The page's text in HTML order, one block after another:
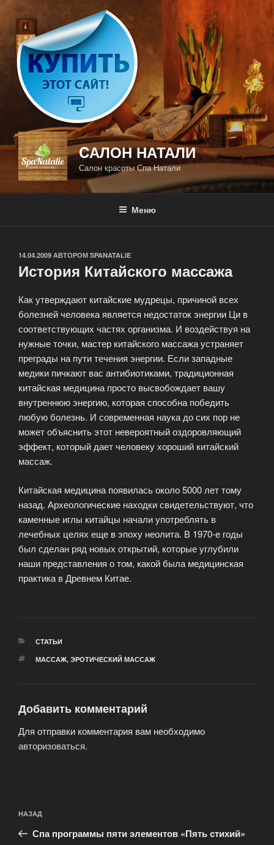
Перейти
содержимому
CАЛОН НАТАЛИ
Салон красоты Спа Натали
Меню
ОПУБЛИКОВАНО
14.04.2009 АВТОРОМ SPANATALIE
История Китайского массажа
Как утверждают китайские мудрецы, причиной всех
болезней человека является недостаток энергии Ци в
соответствующих частях организма. И воздействуя на
нужные точки, мастер китайского массажа устраняет
преграды на пути течения энергии. Если западные
медики пичкают вас антибиотиками, традиционная
китайская медицина просто высвобождает вашу
внутреннюю энергию, которая способна победить
любую болезнь. И современная наука до сих пор не
может объяснить этот невероятный оздоровляющий
эффект, который дает человеку хороший китайский
массаж.
Китайская медицина появилась около 5000 лет тому
назад. Археологические находки свидетельствуют, что
каменные иглы китайцы начали употреблять в
лечебных целях еще в эпоху неолита. В 1970-е годы
был сделан ряд новых открытий, которые углубили
наши представления о том, какой была медицинская
практика в Древнем Китае.
РУБРИКИ
СТАТЬИ
МЕТКИ
МАССАЖ, ЭРОТИЧЕСКИЙ МАССАЖ
Добавить комментарий
Для отправки комментария вам необходимо
авторизоваться.
по
записям
Предыдущая
запись:
НАЗАД
Спа программы пяти элементов «Пять стихий»